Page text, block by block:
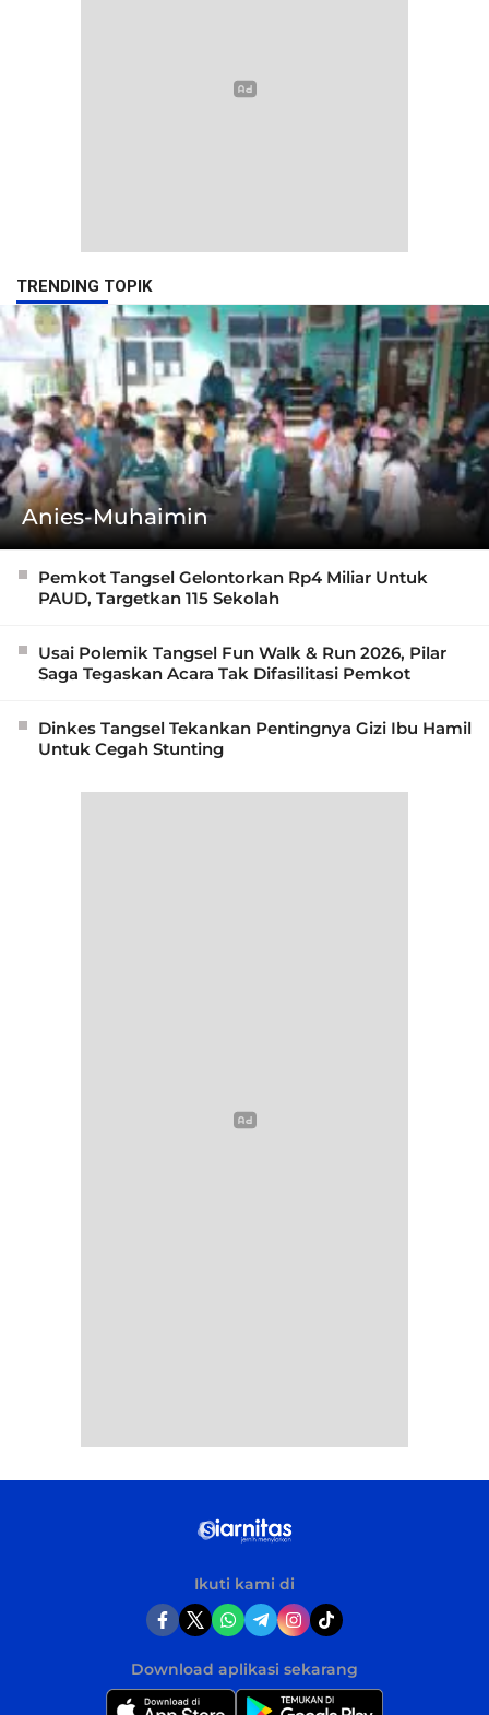
TRENDING TOPIK
Anies-Muhaimin
Pemkot Tangsel Gelontorkan Rp4 Miliar Untuk
PAUD, Targetkan 115 Sekolah
Usai Polemik Tangsel Fun Walk & Run 2026, Pilar
Saga Tegaskan Acara Tak Difasilitasi Pemkot
Dinkes Tangsel Tekankan Pentingnya Gizi Ibu Hamil
Untuk Cegah Stunting
Ikuti kami di
Download aplikasi sekarang